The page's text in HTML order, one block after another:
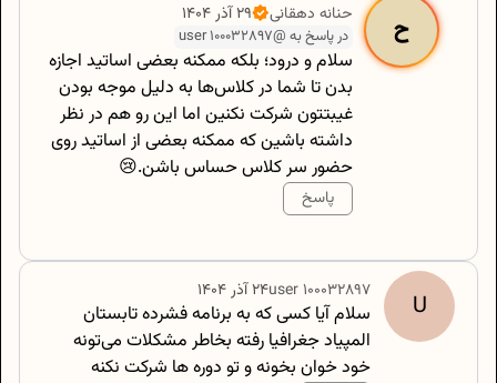
ح حنانه دهقانی ۲۹ آذر ۱۴۰۴
در پاسخ به @user 100032897
سلام و درود؛ بلکه ممکنه بعضی اساتید اجازه
بدن تا شما در کلاس‌ها به دلیل موجه بودن
غیبتتون شرکت نکنین اما این رو هم در نظر
داشته باشین که ممکنه بعضی از اساتید روی
حضور سر کلاس حساس باشن.😢
پاسخ
U
user100032897 ۲۴ آذر ۱۴۰۴
سلام آیا کسی که به برنامه فشرده تابستان
المپیاد جغرافیا رفته بخاطر مشکلات می‌تونه
خود خوان بخونه و تو دوره ها شرکت نکنه